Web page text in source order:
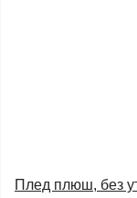
Плед плюш, без